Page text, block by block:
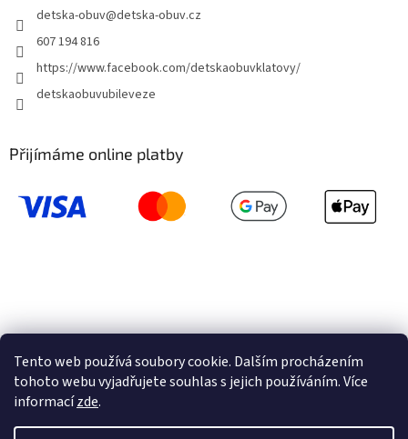
Tento web používá soubory cookie. Dalším procházením
tohoto webu vyjadřujete souhlas s jejich používáním. Více
informacízde.
detska-obuv@detska-obuv.cz
607 194 816
https://www.facebook.com/detskaobuvklatovy/
detskaobuvubileveze
Přijímáme online platby